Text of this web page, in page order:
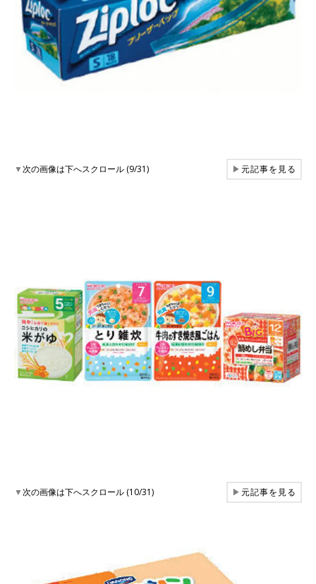
▼次の画像は下へスクロール (9/31) ▶元記事を見る
▼次の画像は下へスクロール (10/31) ▶元記事を見る